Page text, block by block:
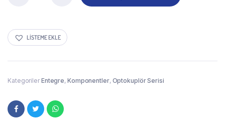
LISTEME EKLE
Kategoriler Entegre, Komponentler, Optokuplör Serisi